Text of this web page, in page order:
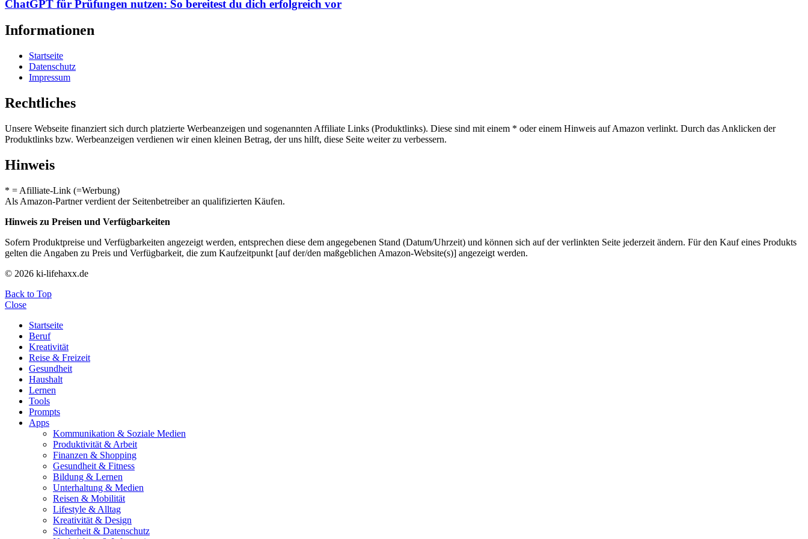
ChatGPT für Prüfungen nutzen: So bereitest du dich erfolgreich vor
Informationen
Startseite
Datenschutz
Impressum
Rechtliches
Unsere Webseite finanziert sich durch platzierte Werbeanzeigen und sogenannten Affiliate Links (Produktlinks). Diese sind mit einem * oder einem Hinweis auf Amazon verlinkt. Durch das Anklicken der
Produktlinks bzw. Werbeanzeigen verdienen wir einen kleinen Betrag, der uns hilft, diese Seite weiter zu verbessern.
Hinweis
* = Afilliate-Link (=Werbung)
Als Amazon-Partner verdient der Seitenbetreiber an qualifizierten Käufen.
Hinweis zu Preisen und Verfügbarkeiten
Sofern Produktpreise und Verfügbarkeiten angezeigt werden, entsprechen diese dem angegebenen Stand (Datum/Uhrzeit) und können sich auf der verlinkten Seite jederzeit ändern. Für den Kauf eines Produkts
gelten die Angaben zu Preis und Verfügbarkeit, die zum Kaufzeitpunkt [auf der/den maßgeblichen Amazon-Website(s)] angezeigt werden.
© 2026 ki-lifehaxx.de
Back to Top
Close
Startseite
Beruf
Kreativität
Reise & Freizeit
Gesundheit
Haushalt
Lernen
Tools
Prompts
Apps
Kommunikation & Soziale Medien
Produktivität & Arbeit
Finanzen & Shopping
Gesundheit & Fitness
Bildung & Lernen
Unterhaltung & Medien
Reisen & Mobilität
Lifestyle & Alltag
Kreativität & Design
Sicherheit & Datenschutz